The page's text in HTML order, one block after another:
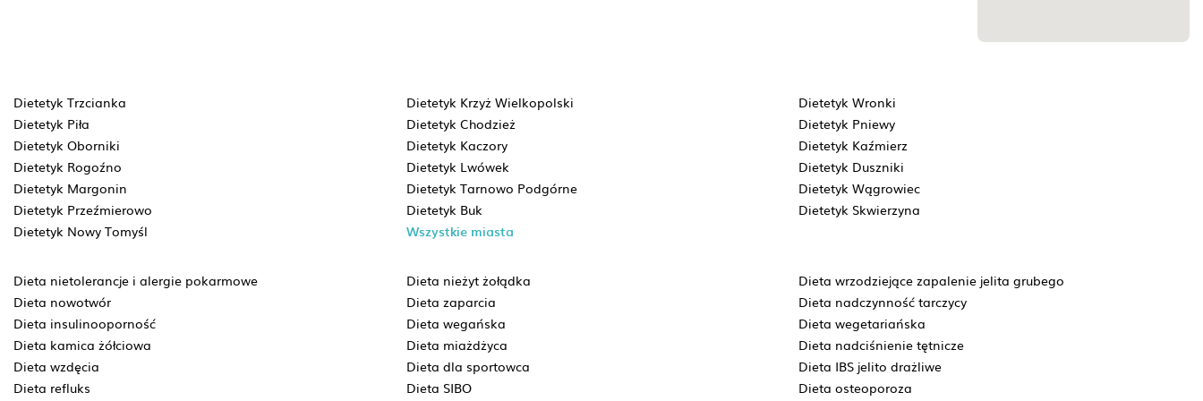
Dietetyk Trzcianka Dietetyk Krzyż Wielkopolski
Dietetyk Wronki
Dietetyk Piła
Dietetyk Chodzież
Dietetyk Pniewy
Dietetyk Oborniki
Dietetyk Kaczory
Dietetyk Kaźmierz
Dietetyk Rogoźno
Dietetyk Lwówek
Dietetyk Duszniki
Dietetyk Margonin
Dietetyk Tarnowo Podgórne
Dietetyk Wągrowiec
Dietetyk Przeźmierowo
Dietetyk Buk
Dietetyk Skwierzyna
Dietetyk Nowy Tomyśl
Wszystkie miasta
Dieta nietolerancje i alergie pokarmowe Dieta nieżyt żołądka
Dieta wrzodziejące zapalenie jelita grubego
Dieta nowotwór
Dieta zaparcia
Dieta nadczynność tarczycy
Dieta insulinooporność
Dieta wegańska
Dieta wegetariańska
Dieta kamica żółciowa
Dieta miażdżyca
Dieta nadciśnienie tętnicze
Dieta wzdęcia
Dieta dla sportowca
Dieta IBS jelito drażliwe
Dieta refluks
Dieta SIBO
Dieta osteoporoza